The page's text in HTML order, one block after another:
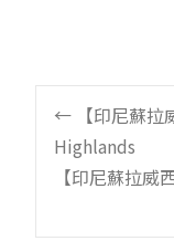
Post
← 【印尼蘇
Highlands
【印尼蘇拉